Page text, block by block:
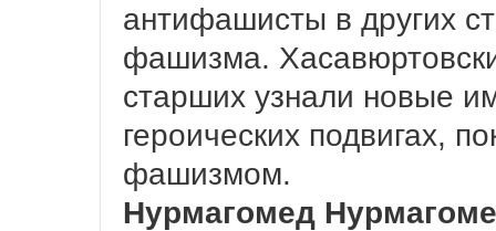
антифашисты в других
фашизма.
старших узнали новые
героических подвигах,
фашизмом.
Нурмагомед